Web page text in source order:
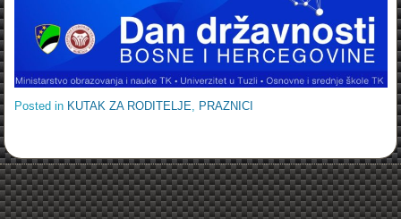
Posted in KUTAK ZA RODITELJE, PRAZNICI